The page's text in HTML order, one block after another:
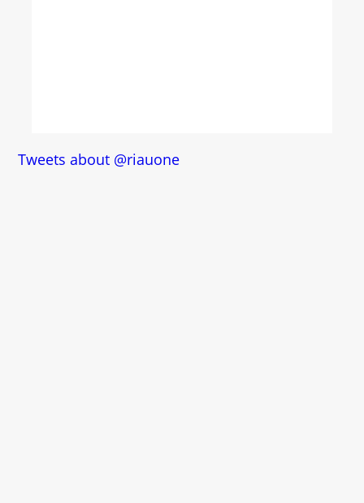
Tweets about @riauone